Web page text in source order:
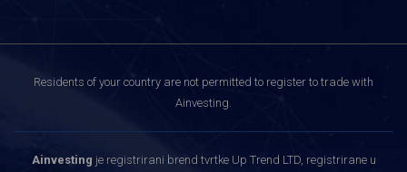
Residents of your country are not permitted to register to trade with
Ainvesting.
Ainvesting je registrirani brend tvrtke Up Trend LTD, registrirane u